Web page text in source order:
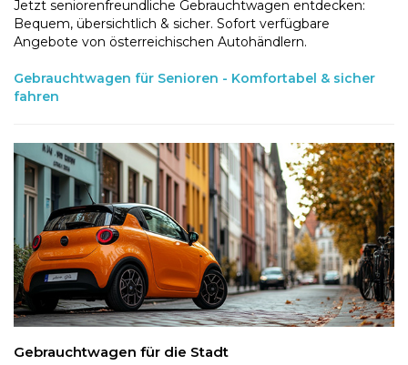
Jetzt seniorenfreundliche Gebrauchtwagen entdecken:
Bequem, übersichtlich & sicher. Sofort verfügbare
Angebote von österreichischen Autohändlern.
Gebrauchtwagen für Senioren - Komfortabel & sicher
fahren
Gebrauchtwagen für die Stadt